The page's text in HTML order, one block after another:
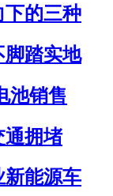
下的三种
脚踏实地
池销售
通拥堵
新能源车